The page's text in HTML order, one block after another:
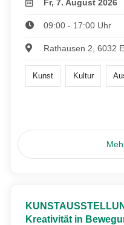
Fr, 7. August 2026
09:00 - 17:00 Uhr
Rathausen 2, 6032
Kunst Kultur
Kreativität in